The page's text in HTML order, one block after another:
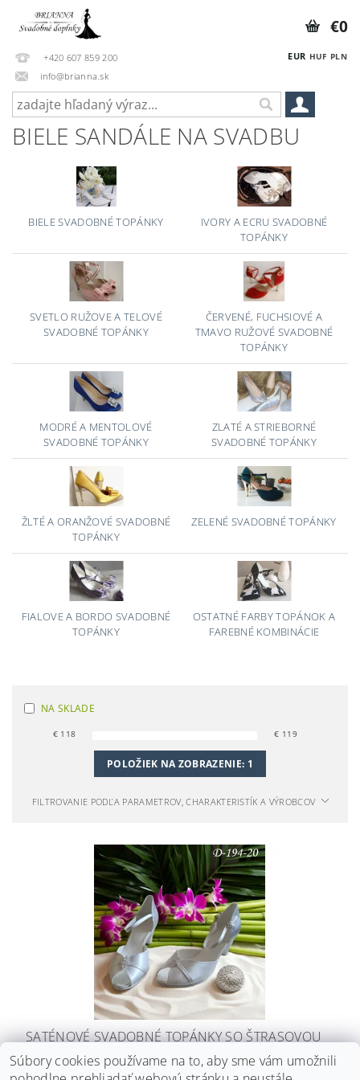
+420 607 859 200
info@brianna.sk
EUR HUF PLN
€0
BIELE SANDÁLE NA SVADBU
BIELE SVADOBNÉ TOPÁNKY
IVORY A ECRU SVADOBNÉ
TOPÁNKY
SVETLO RUŽOVE A TELOVÉ
SVADOBNÉ TOPÁNKY
ČERVENÉ, FUCHSIOVÉ A
TMAVO RUŽOVÉ SVADOBNÉ
TOPÁNKY
MODRÉ A MENTOLOVÉ
SVADOBNÉ TOPÁNKY
ZLATÉ A STRIEBORNÉ
SVADOBNÉ TOPÁNKY
ŽLTÉ A ORANŽOVÉ SVADOBNÉ
TOPÁNKY
ZELENÉ SVADOBNÉ TOPÁNKY
FIALOVE A BORDO SVADOBNÉ
TOPÁNKY
OSTATNÉ FARBY TOPÁNOK A
FAREBNÉ KOMBINÁCIE
NA SKLADE
€ 118 € 119
POLOŽIEK NA ZOBRAZENIE: 1
FILTROVANIE PODĽA PARAMETROV, CHARAKTERISTÍK A VÝROBCOV
SATÉNOVÉ SVADOBNÉ TOPÁNKY SO ŠTRASOVOU
APLIKÁCIOU - BIELE
Súbory cookies používame na to, aby sme vám umožnili